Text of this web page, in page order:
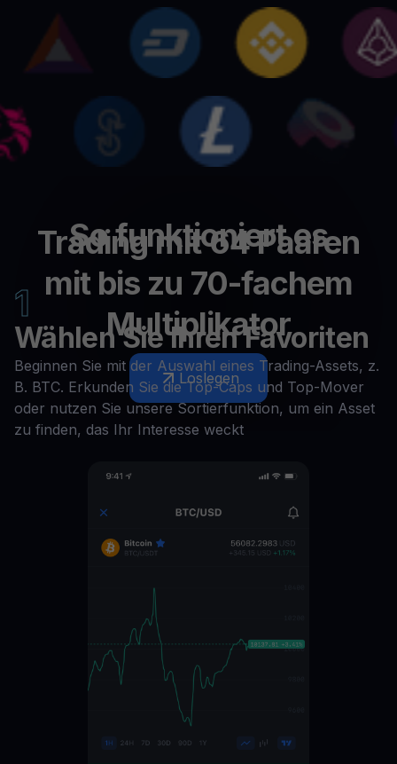
Trading mit 64 Paaren
mit bis zu 70-fachem
Multiplikator
Loslegen
So funktioniert es
1
Wählen Sie Ihren Favoriten
Beginnen Sie mit der Auswahl eines Trading-Assets, z.
B. BTC. Erkunden Sie die Top-Caps und Top-Mover
oder nutzen Sie unsere Sortierfunktion, um ein Asset
zu finden, das Ihr Interesse weckt